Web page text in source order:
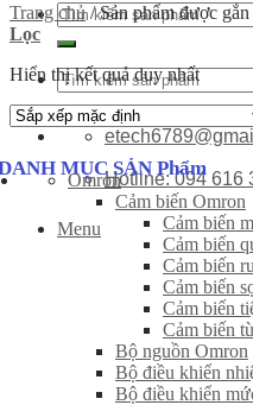
Tìm
kiếm:
Tìm
kiếm:
Hotline: 094 616
Menu
Trang chủ /Sản phẩm được
Lọc
Hiển thị kết quả duy nhất
MỤC SẢN Phẩm
Omron
Cảm biến Omron
Cảm biến
Cảm biến
Cảm biến
Cảm biến
Cảm biến
Cảm biến
Bộ nguồn Omron
Bộ điều khiển
Bộ điều khiển